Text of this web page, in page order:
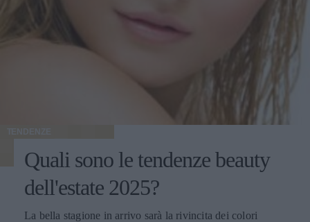
TENDENZE
Quali sono le tendenze beauty
dell'estate 2025?
La bella stagione in arrivo sarà la rivincita dei colori